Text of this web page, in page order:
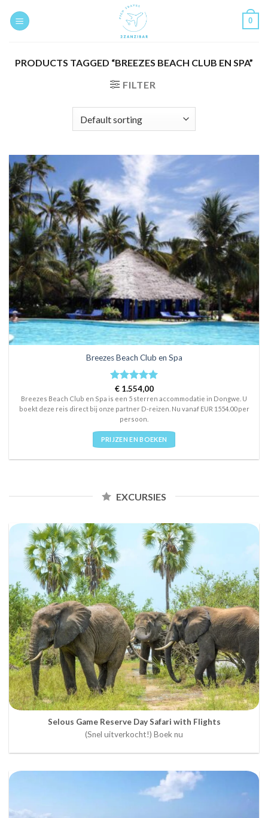
0
PRODUCTS TAGGED “BREEZES BEACH CLUB EN SPA”
FILTER
Breezes Beach Club en Spa
Rated5
out of 5
€1.554,00
Breezes Beach Club en Spa is een 5 sterren accommodatie in Dongwe. U
boekt deze reis direct bij onze partner D-reizen. Nu vanaf EUR 1554.00 per
persoon.
PRIJZEN EN BOEKEN
EXCURSIES
Selous Game Reserve Day Safari with Flights
(Snel uitverkocht!) Boek nu